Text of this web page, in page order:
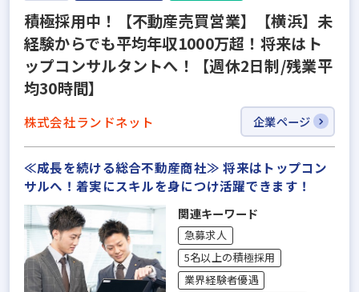
積極採用中！【不動産売買営業】【横浜】未
経験からでも平均年収1000万超！将来はト
ップコンサルタントへ！【週休2日制/残業平
均30時間】
株式会社ランドネット 企業ページ
≪成長を続ける総合不動産商社≫ 将来はトップコン
サルへ！着実にスキルを身につけ活躍できます！
関連キーワード
急募求人
5名以上の積極採用
業界経験者優遇